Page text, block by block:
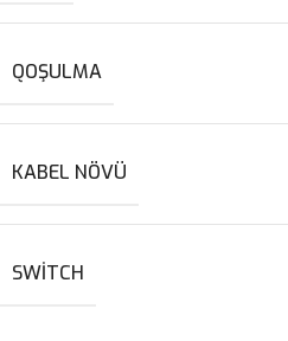
QOŞULMA
KABEL NÖVÜ
SWITCH